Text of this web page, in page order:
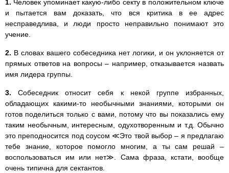
1. Человек упоминает какую-либо секту в положительном ключе
и пытается вам доказать, что вся критика в ее адрес
несправедлива, и люди просто неправильно понимают это
учение.
2. В словах вашего собеседника нет логики, и он уклоняется от
прямых ответов на вопросы – например, отказывается назвать
имя лидера группы.
3.Собеседник относит себя к некой группе избранных,
обладающих какими-то необычными знаниями, которыми он
готов поделиться только с вами, потому что вы показались ему
таким необычным, интересным, одухотворенным и т.д. Обычно
это преподносится под соусом ≪Это твой выбор – я предлагаю
тебе знание, которое помогло многим, а ты сам решай –
воспользоваться им или нет≫. Сама фраза, кстати, вообще
очень типична для сектантов.